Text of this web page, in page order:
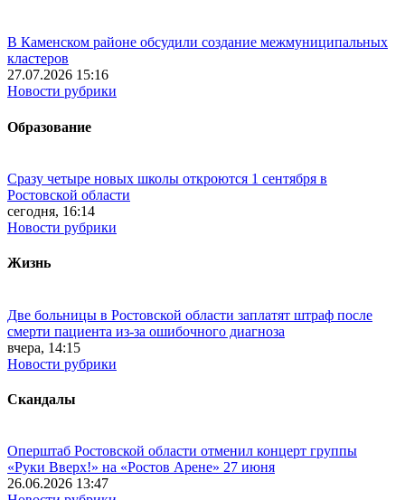
В Каменском районе обсудили создание межмуниципальных
кластеров
27.07.2026 15:16
Новости рубрики
Образование
Сразу четыре новых школы откроются 1 сентября в
Ростовской области
сегодня, 16:14
Новости рубрики
Жизнь
Две больницы в Ростовской области заплатят штраф после
смерти пациента из-за ошибочного диагноза
вчера, 14:15
Новости рубрики
Скандалы
Оперштаб Ростовской области отменил концерт группы
«Руки Вверх!» на «Ростов Арене» 27 июня
26.06.2026 13:47